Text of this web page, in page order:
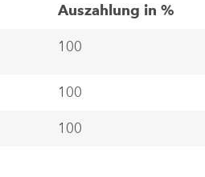
Auszahlung in %
100
100
100